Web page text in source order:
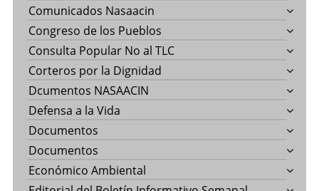
Comunicados Nasaacin
Congreso de los Pueblos
Consulta Popular No al TLC
Corteros por la Dignidad
Dcumentos NASAACIN
Defensa a la Vida
Documentos
Documentos
Económico Ambiental